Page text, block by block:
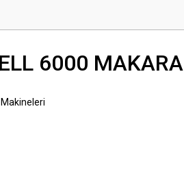
6000 MAKARA
Makineleri